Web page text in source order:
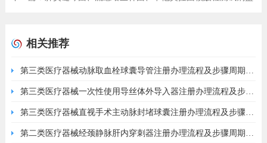
相关推荐
第三类医疗器械动脉取血栓球囊导管注册办理流程及步骤周期指
南
第三类医疗器械一次性使用导丝体外导入器注册办理流程及步骤
周期指南
第三类医疗器械直视手术主动脉封堵球囊注册办理流程及步骤周
期指南
第二类医疗器械经颈静脉肝内穿刺器注册办理流程及步骤周期指